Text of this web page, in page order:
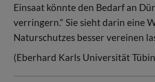
Einsaat könnte den Bedarf an
verringern.“ Sie sieht darin eine
Naturschutzes besser vereinen
(Eberhard Karls Universität